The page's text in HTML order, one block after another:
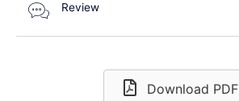
Review
Download PDF